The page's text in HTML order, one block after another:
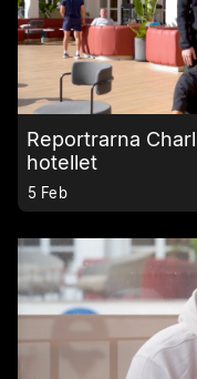
Reportrarna
hotellet
5 Feb